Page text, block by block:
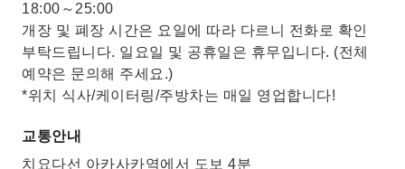
18:00～25:00
개장 및 폐장 시간은 요일에 따라 다르니 전화로 확인
부탁드립니다. 일요일 및 공휴일은 휴무입니다. (전체
예약은 문의해 주세요.)
*위치 식사/케이터링/주방차는 매일 영업합니다!
교통안내
치요다선 아카사카역에서 도보 4분